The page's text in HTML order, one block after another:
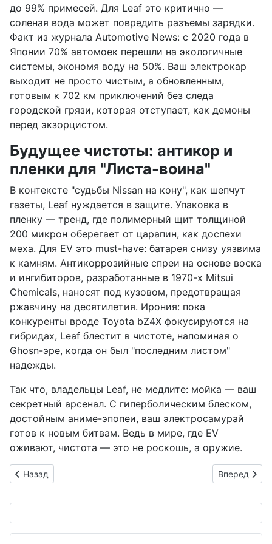
до 99% примесей. Для Leaf это критично —
соленая вода может повредить разъемы зарядки.
Факт из журнала Automotive News: с 2020 года в
Японии 70% автомоек перешли на экологичные
системы, экономя воду на 50%. Ваш электрокар
выходит не просто чистым, а обновленным,
готовым к 702 км приключений без следа
городской грязи, которая отступает, как демоны
перед экзорцистом.
Будущее чистоты: антикор и
пленки для "Листа-воина"
В контексте "судьбы Nissan на кону", как шепчут
газеты, Leaf нуждается в защите. Упаковка в
пленку — тренд, где полимерный щит толщиной
200 микрон оберегает от царапин, как доспехи
меха. Для EV это must-have: батарея снизу уязвима
к камням. Антикоррозийные спреи на основе воска
и ингибиторов, разработанные в 1970-х Mitsui
Chemicals, наносят под кузовом, предотвращая
ржавчину на десятилетия. Ирония: пока
конкуренты вроде Toyota bZ4X фокусируются на
гибридах, Leaf блестит в чистоте, напоминая о
Ghosn-эре, когда он был "последним листом"
надежды.
Так что, владельцы Leaf, не медлите: мойка — ваш
секретный арсенал. С гиперболическим блеском,
достойным аниме-эпопеи, ваш электросамурай
готов к новым битвам. Ведь в мире, где EV
оживают, чистота — это не роскошь, а оружие.
Предыдущий: Сияющий самурай на колёсах: как
Назад Следующий:
Вперед